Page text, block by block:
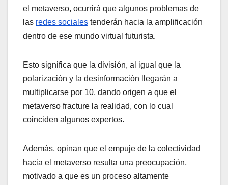
el metaverso, ocurrirá que algunos problemas de
las redes sociales tenderán hacia la amplificación
dentro de ese mundo virtual futurista.
Esto significa que la división, al igual que la
polarización y la desinformación llegarán a
multiplicarse por 10, dando origen a que el
metaverso fracture la realidad, con lo cual
coinciden algunos expertos.
Además, opinan que el empuje de la colectividad
hacia el metaverso resulta una preocupación,
motivado a que es un proceso altamente